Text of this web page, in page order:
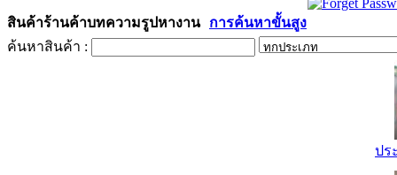
สินค้าร้านค้าบทความรูปหางาน
การค้นหาขั้นสูง
ค้นหาสินค้า :
ปร